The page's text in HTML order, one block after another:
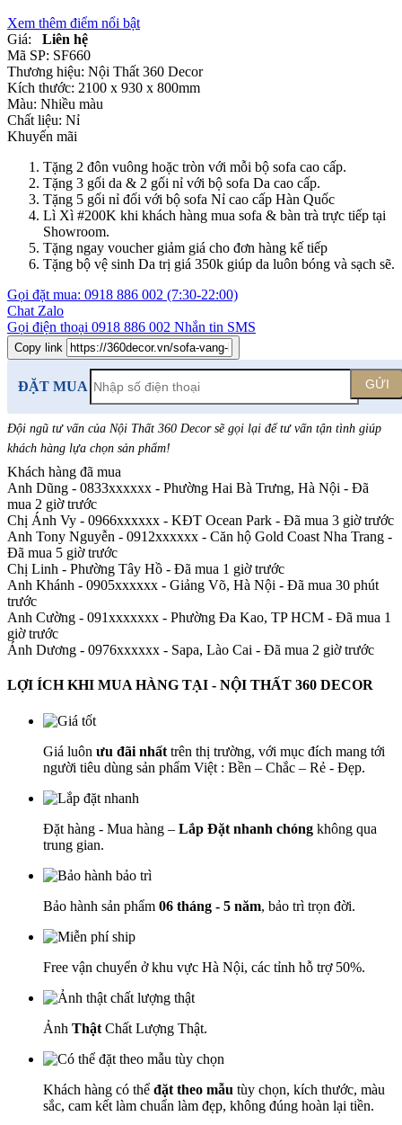
Xem thêm điểm nổi bật
Giá:
Liên hệ
Mã SP: SF660
Thương hiệu: Nội Thất 360 Decor
Kích thước: 2100 x 930 x 800mm
Màu: Nhiều màu
Chất liệu: Nỉ
Khuyến mãi
Tặng 2 đôn vuông hoặc tròn với mỗi bộ sofa cao cấp.
Tặng 3 gối da & 2 gối nỉ với bộ sofa Da cao cấp.
Tặng 5 gối nỉ đối với bộ sofa Nỉ cao cấp Hàn Quốc
Lì Xì #200K khi khách hàng mua sofa & bàn trà trực tiếp tại
Showroom.
Tặng ngay voucher giảm giá cho đơn hàng kế tiếp
Tặng bộ vệ sinh Da trị giá 350k giúp da luôn bóng và sạch sẽ.
Gọi đặt mua: 0918 886 002 (7:30-22:00)
Chat Zalo
Gọi điện thoại 0918 886 002 Nhắn tin SMS
Copy link
ĐẶT MUA GỬI
Đội ngũ tư vấn của Nội Thất 360 Decor sẽ gọi lại để tư vấn tận tình giúp
khách hàng lựa chọn sản phẩm!
Khách hàng đã mua
Anh Dũng - 0833xxxxxx - Phường Hai Bà Trưng, Hà Nội - Đã
mua 2 giờ trước
Chị Ánh Vy - 0966xxxxxx - KĐT Ocean Park - Đã mua 3 giờ trước
Anh Tony Nguyễn - 0912xxxxxx - Căn hộ Gold Coast Nha Trang -
Đã mua 5 giờ trước
Chị Linh - Phường Tây Hồ - Đã mua 1 giờ trước
Anh Khánh - 0905xxxxxx - Giảng Võ, Hà Nội - Đã mua 30 phút
trước
Anh Cường - 091xxxxxxx - Phường Đa Kao, TP HCM - Đã mua 1
giờ trước
Ánh Dương - 0976xxxxxx - Sapa, Lào Cai - Đã mua 2 giờ trước
LỢI ÍCH KHI MUA HÀNG TẠI - NỘI THẤT 360 DECOR
Giá luôn ưu đãi nhất trên thị trường, với mục đích mang tới
người tiêu dùng sản phẩm Việt : Bền – Chắc – Rẻ - Đẹp.
Đặt hàng - Mua hàng – Lắp Đặt nhanh chóng không qua
trung gian.
Bảo hành sản phẩm 06 tháng - 5 năm, bảo trì trọn đời.
Free vận chuyển ở khu vực Hà Nội, các tỉnh hỗ trợ 50%.
Ảnh Thật Chất Lượng Thật.
Khách hàng có thể đặt theo mẫu tùy chọn, kích thước, màu
sắc, cam kết làm chuẩn làm đẹp, không đúng hoàn lại tiền.